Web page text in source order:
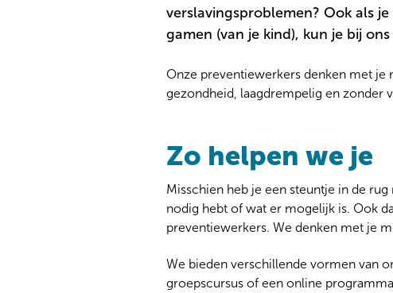
verslavingsproblemen? Ook als
gamen (van je kind), kun je bij
Onze preventiewerkers denken met je
gezondheid, laagdrempelig en zonder
Zo helpen we je
Misschien heb je een steuntje in de
nodig hebt of wat er mogelijk is. Ook
preventiewerkers. We denken met je
We bieden verschillende vormen van
groepscursus of een online